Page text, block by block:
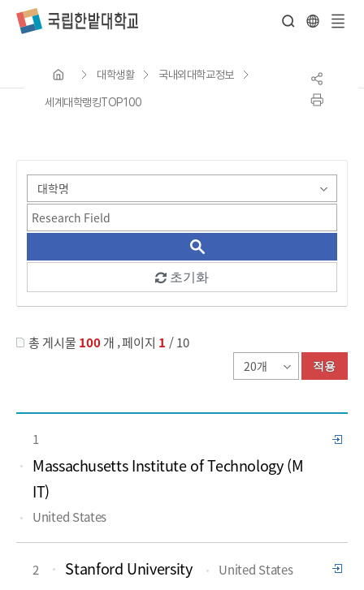
대학생활 국내외대학교정보
세계대학랭킹TOP100
초기화
총 게시물 100개 ,페이지 1 / 10
적용
1
Massachusetts Institute of Technology (M
IT)
United States
2 Stanford University United States